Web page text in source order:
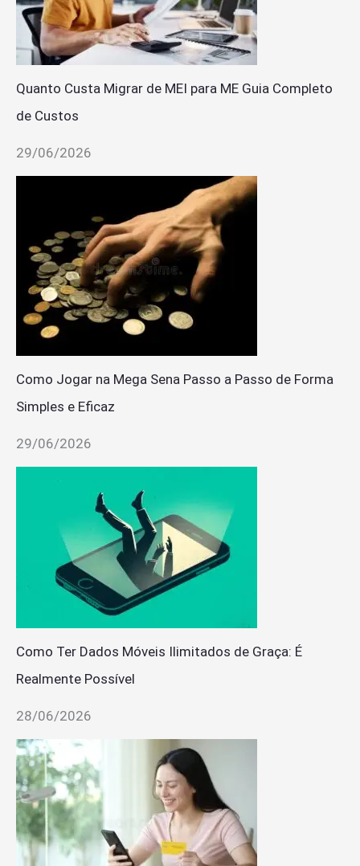
Quanto Custa Migrar de MEI para ME Guia Completo
de Custos
29/06/2026
Como Jogar na Mega Sena Passo a Passo de Forma
Simples e Eficaz
29/06/2026
Como Ter Dados Móveis Ilimitados de Graça: É
Realmente Possível
28/06/2026